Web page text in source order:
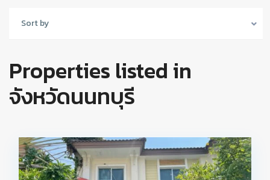
Sort by
Properties listed in
จังหวัดนนทบุรี